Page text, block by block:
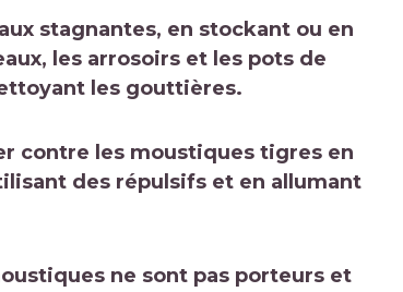
stagnantes, en stockant ou en
les arrosoirs et les pots de
les gouttières.
contre les moustiques tigres en
des répulsifs et en allumant
ne sont pas porteurs et